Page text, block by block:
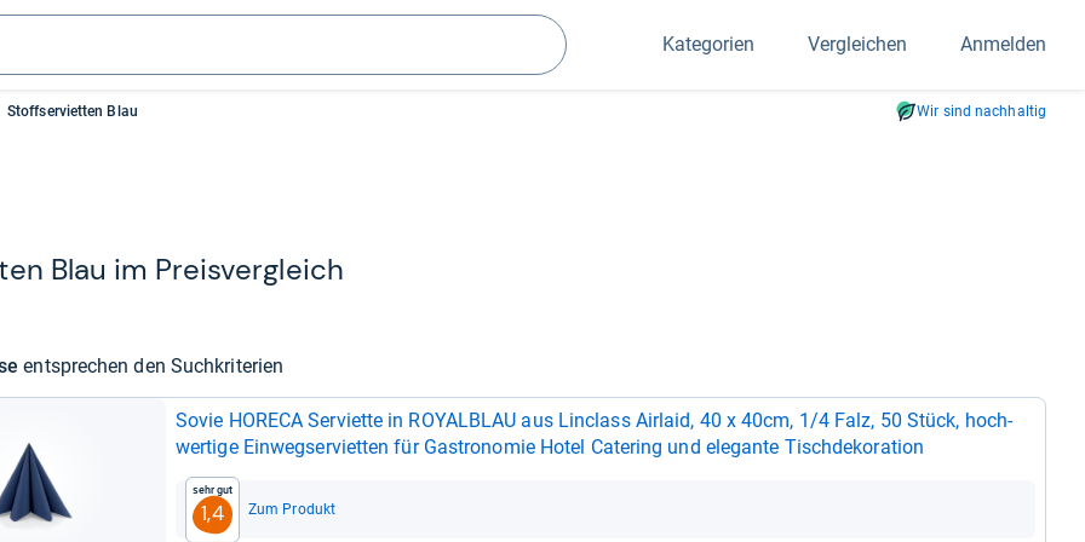
Suchen
Kategorien Vergleichen Anmelden
Stoffservietten Blau Wir sind nachhaltig
Blau im Preis­ver­gleich
ent­spre­chen den Such­kri­te­rien
Sovie HORECA Ser­vi­ette in ROYAL­B­LAU aus Lin­class Air­laid, 40 x 40cm, 1/4 Falz, 50 Stück, hoch­
wer­tige Ein­wegs­er­vi­et­ten für Gastro­no­mie Hotel Cate­ring und ele­gante Tisch­de­ko­ra­tion
Sehr gut
1,4 Zum Produkt